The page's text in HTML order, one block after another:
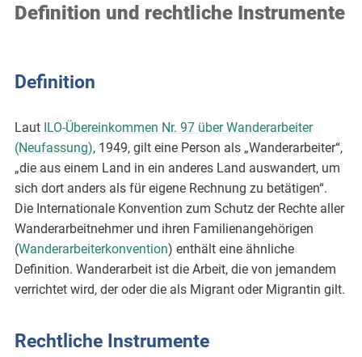
Definition und rechtliche Instrumente
Definition
Laut ILO-Übereinkommen Nr. 97 über Wanderarbeiter
(Neufassung), 1949, gilt eine Person als „Wanderarbeiter“,
„die aus einem Land in ein anderes Land auswandert, um
sich dort anders als für eigene Rechnung zu betätigen“.
Die Internationale Konvention zum Schutz der Rechte aller
Wanderarbeitnehmer und ihren Familienangehörigen
(Wanderarbeiterkonvention) enthält eine ähnliche
Definition. Wanderarbeit ist die Arbeit, die von jemandem
verrichtet wird, der oder die als Migrant oder Migrantin gilt.
Rechtliche Instrumente